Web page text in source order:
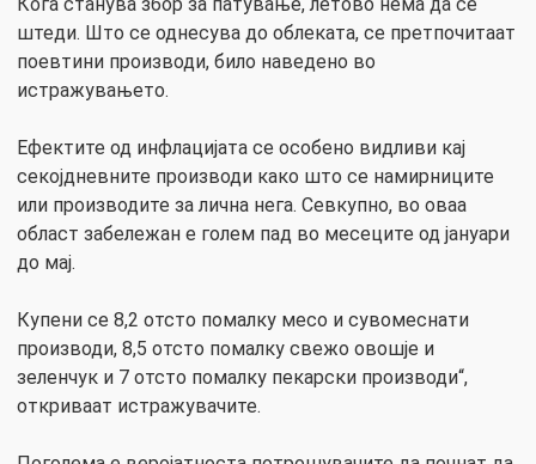
штеди. Што се однесува до облеката, се претпочитаат
поевтини производи, било наведено во
истражувањето.
Ефектите од инфлацијата се особено видливи кај
секојдневните производи како што се намирниците
или производите за лична нега. Севкупно, во оваа
област забележан е голем пад во месеците од јануари
до мај.
Купени се 8,2 отсто помалку месо и сувомеснати
производи, 8,5 отсто помалку свежо овошје и
зеленчук и 7 отсто помалку пекарски производи“,
откриваат истражувачите.